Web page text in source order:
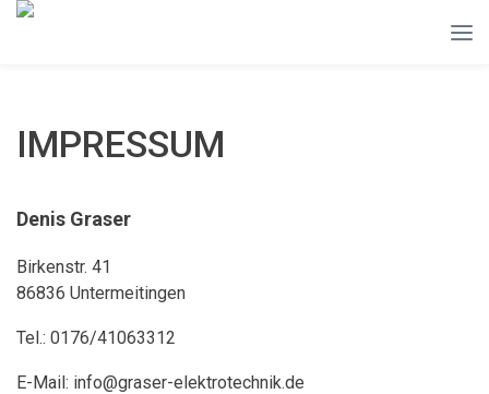
IMPRESSUM
Denis Graser
Birkenstr. 41
86836 Untermeitingen
Tel.: 0176/41063312
E-Mail: info@graser-elektrotechnik.de